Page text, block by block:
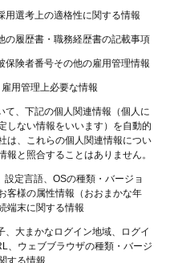
用選考上の適格性に関する情報
の履歴書・職務経歴書の記載事項
保険者番号その他の雇用管理情報
用管理上必要な情報
て、下記の個人関連情報（個人に
しない情報をいいます）を自動的
は、これらの個人関連情報につい
と照合することはありません。
設定言語、OSの種類・バージョ
客様の属性情報（おおまかな年
端末に関する情報
、大まかなログイン地域、ログイ
、ウェブブラウザの種類・バージ
する情報